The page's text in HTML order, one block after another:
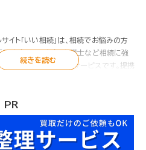
イト「いい相続」は、相続でお悩みの方
政書士・司法書士・弁護士など相続に強
をお引き合わせするサービスです。提携
など「いい相続」にお任せください。
、相続に関連する有資格者の皆様に、監修
います。
PR